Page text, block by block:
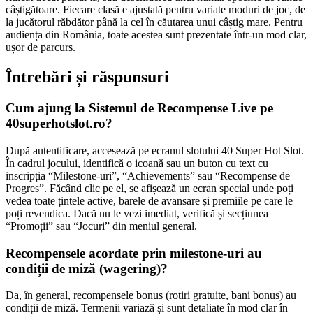
câștigătoare. Fiecare clasă e ajustată pentru variate moduri de joc, de
la jucătorul răbdător până la cel în căutarea unui câștig mare. Pentru
audiența din România, toate acestea sunt prezentate într-un mod clar,
ușor de parcurs.
Întrebări și răspunsuri
Cum ajung la Sistemul de Recompense Live pe
40superhotslot.ro?
După autentificare, accesează pe ecranul slotului 40 Super Hot Slot.
În cadrul jocului, identifică o icoană sau un buton cu text cu
inscripția “Milestone-uri”, “Achievements” sau “Recompense de
Progres”. Făcând clic pe el, se afișează un ecran special unde poți
vedea toate țintele active, barele de avansare și premiile pe care le
poți revendica. Dacă nu le vezi imediat, verifică și secțiunea
“Promoții” sau “Jocuri” din meniul general.
Recompensele acordate prin milestone-uri au
condiții de miză (wagering)?
Da, în general, recompensele bonus (rotiri gratuite, bani bonus) au
condiții de miză. Termenii variază și sunt detaliate în mod clar în